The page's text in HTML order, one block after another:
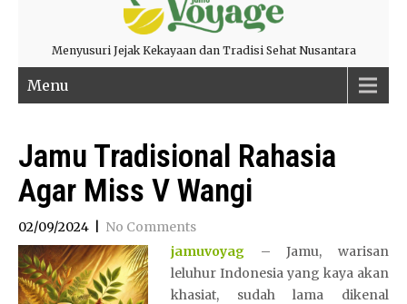
Menyusuri Jejak Kekayaan dan Tradisi Sehat Nusantara
Menu
Jamu Tradisional Rahasia
Agar Miss V Wangi
02/09/2024
No Comments
jamuvoyag– Jamu, warisan
leluhur Indonesia yang kaya akan
khasiat, sudah lama dikenal